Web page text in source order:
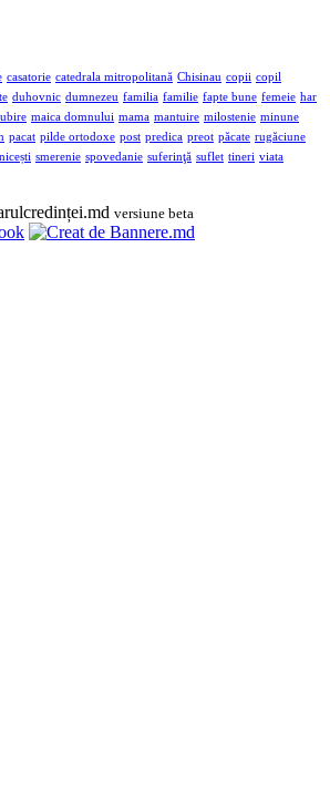
casatorie catedrala mitropolitană Chisinau copii copil
duhovnic dumnezeu familia familie fapte bune femeie har
maica domnului mama mantuire milostenie minune
pacat pilde ortodoxe post predica preot păcate rugăciune
smerenie spovedanie suferinţă suflet tineri viata
versiune beta